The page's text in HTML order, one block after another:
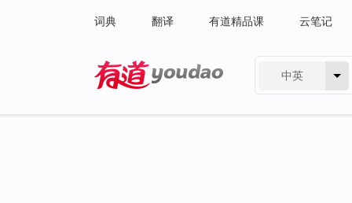
词典 翻译 有道精品课 云笔记
中英